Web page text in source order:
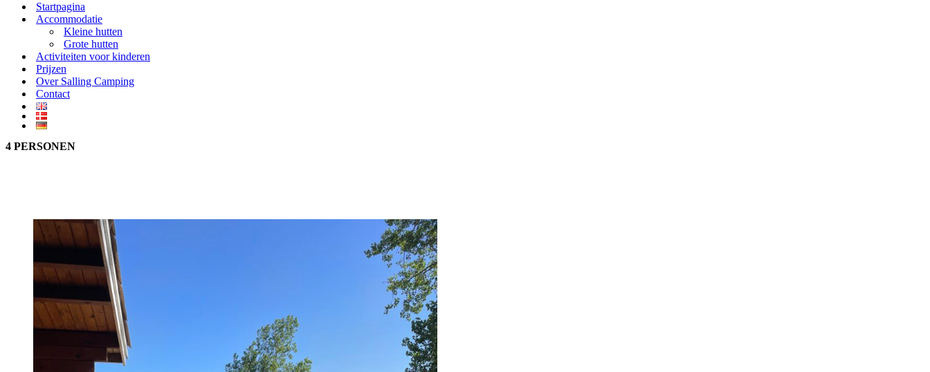
Startpagina
Accommodatie
Kleine hutten
Grote hutten
Activiteiten voor kinderen
Prijzen
Over Salling Camping
Contact
4 PERSONEN